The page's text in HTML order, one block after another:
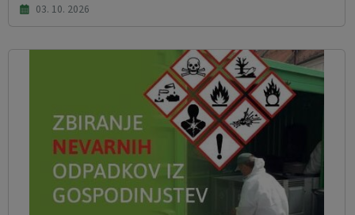
03. 10. 2026